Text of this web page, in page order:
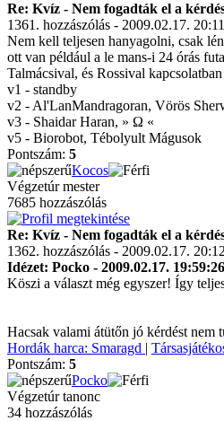
Re: Kvíz - Nem fogadták el a
1361. hozzászólás - 2009.02.17.
Nem kell teljesen hanyagolni, csak
ott van például a le mans-i 24 órás
Talmácsival, és Rossival
v1 - standby
v2 - Al'LanMandragoran, Vörös
v3 - Shaidar Haran, » Ω «
v5 - Biorobot, Tébolyult Mágusok
Pontszám: 5
Kocos
Végzetúr mester
7685 hozzászólás
Re: Kvíz - Nem fogadták el a
1362. hozzászólás - 2009.02.17.
Idézet: Pocko - 2009.02.17. 19:59:26
Köszi a választ még egyszer! Így
Hacsak valami átütőn jó kérdést nem
Hordák harca: Smaragd |
Pontszám: 5
Pocko
Végzetúr tanonc
34 hozzászólás